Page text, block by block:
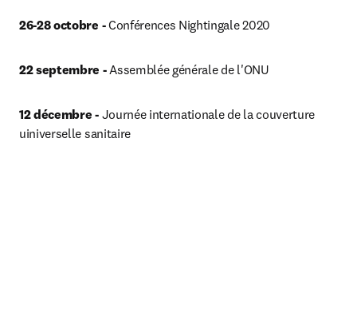
26-28 octobre - Conférences Nightingale 2020
22 septembre - Assemblée générale de l'ONU
12 décembre - Journée internationale de la couverture
uiniverselle sanitaire